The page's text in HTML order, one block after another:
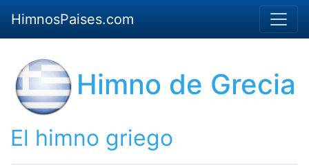
HimnosPaises.com
Himno de Grecia
El himno griego